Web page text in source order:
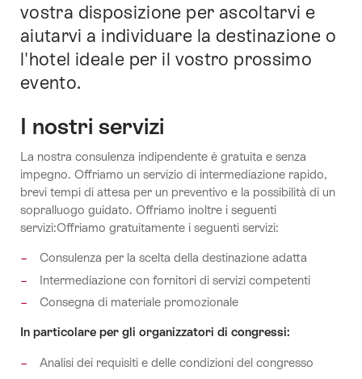
vostra disposizione per ascoltarvi e
aiutarvi a individuare la destinazione o
l'hotel ideale per il vostro prossimo
evento.
I nostri servizi
La nostra consulenza indipendente è gratuita e senza
impegno. Offriamo un servizio di intermediazione rapido,
brevi tempi di attesa per un preventivo e la possibilità di un
sopralluogo guidato. Offriamo inoltre i seguenti
servizi:Offriamo gratuitamente i seguenti servizi:
Consulenza per la scelta della destinazione adatta
Intermediazione con fornitori di servizi competenti
Consegna di materiale promozionale
In particolare per gli organizzatori di congressi:
Analisi dei requisiti e delle condizioni del congresso